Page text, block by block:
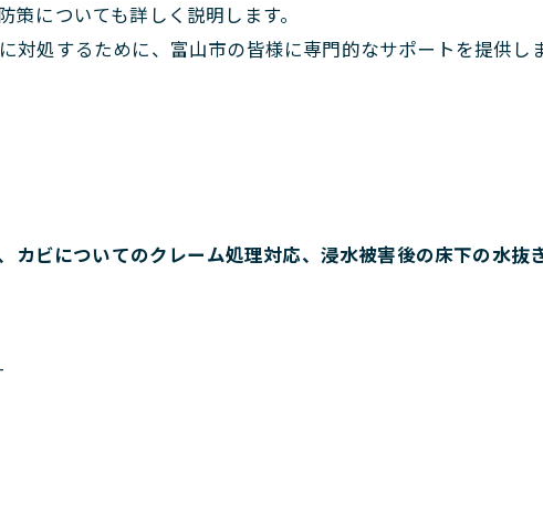
についても詳しく説明します。
対処するために、富山市の皆様に専門的なサポートを提供し
カビについてのクレーム処理対応、浸水被害後の床下の水抜